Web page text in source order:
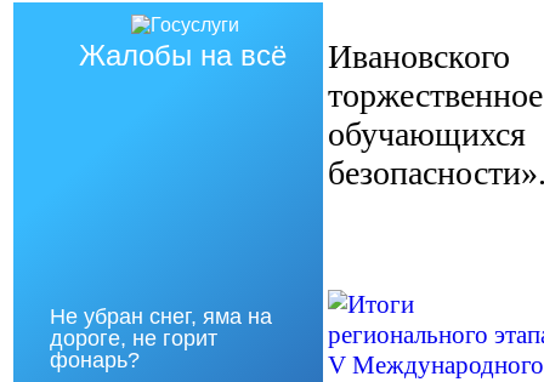
Жалобы на всё
Не убран снег, яма на
дороге, не горит
фонарь?